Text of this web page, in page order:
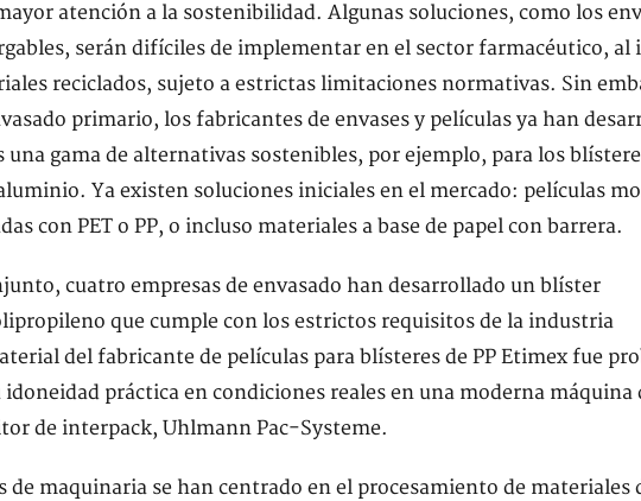
atención a la sostenibilidad. Algunas soluciones, como los
serán difíciles de implementar en el sector farmacéutico, al
reciclados, sujeto a estrictas limitaciones normativas. Sin
primario, los fabricantes de envases y películas ya han
una gama de alternativas sostenibles, por ejemplo, para los
Ya existen soluciones iniciales en el mercado: películas
con PET o PP, o incluso materiales a base de papel con barrera.
cuatro empresas de envasado han desarrollado un blíster
que cumple con los estrictos requisitos de la industria
del fabricante de películas para blísteres de PP Etimex fue
práctica en condiciones reales en una moderna máquina
de interpack, Uhlmann Pac-Systeme.
de maquinaria se han centrado en el procesamiento de materiales